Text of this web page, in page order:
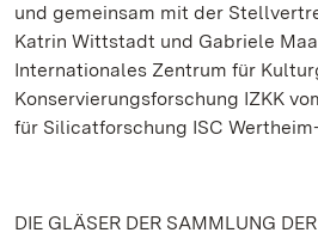
und gemeinsam mit der
Katrin Wittstadt und Gabriele
Internationales Zentrum für
Konservierungsforschung IZKK
für Silicatforschung ISC
DIE GLÄSER DER SAMMLUNG